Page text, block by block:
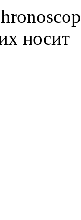
носит